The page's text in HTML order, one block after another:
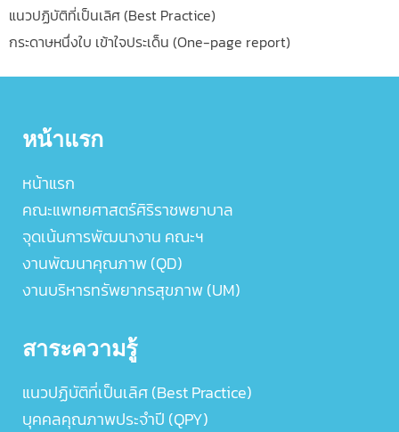
แนวปฏิบัติที่เป็นเลิศ (Best Practice)
กระดาษหนึ่งใบ เข้าใจประเด็น (One-page report)
หน้าแรก
หน้าแรก
คณะแพทยศาสตร์ศิริราชพยาบาล
จุดเน้นการพัฒนางาน คณะฯ
งานพัฒนาคุณภาพ (QD)
งานบริหารทรัพยากรสุขภาพ (UM)
สาระความรู้
แนวปฏิบัติที่เป็นเลิศ (Best Practice)
บุคคลคุณภาพประจำปี (QPY)